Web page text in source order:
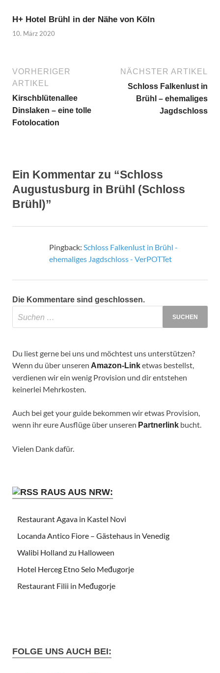
H+ Hotel Brühl in der Nähe von Köln
10. März 2020
VORHERIGER
ARTIKEL
Kirschblütenallee
Dinslaken – eine tolle
Fotolocation
NÄCHSTER ARTIKEL
Schloss Falkenlust in
Brühl – ehemaliges
Jagdschloss
Ein Kommentar zu “Schloss
Augustusburg in Brühl (Schloss
Brühl)”
Pingback: Schloss Falkenlust in Brühl -
ehemaliges Jagdschloss - VerPOTTet
Die Kommentare sind geschlossen.
Du liest gerne bei uns und möchtest uns unterstützen?
Wenn du über unseren Amazon-Linketwas bestellst,
verdienen wir ein wenig Provision und dir entstehen
keinerlei Mehrkosten.
Auch bei get your guide bekommen wir etwas Provision,
wenn ihr eure Ausflüge über unseren Partnerlink bucht.
Vielen Dank dafür.
RAUS AUS NRW:
Restaurant Agava in Kastel Novi
Locanda Antico Fiore – Gästehaus in Venedig
Walibi Holland zu Halloween
Hotel Herceg Etno Selo Međugorje
Restaurant Filii in Međugorje
FOLGE UNS AUCH BEI: